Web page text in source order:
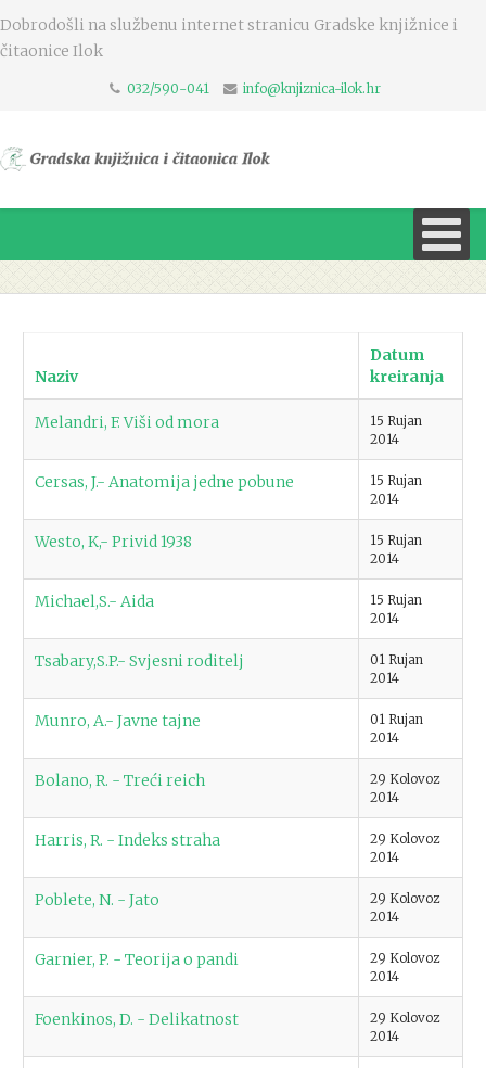
Dobrodošli na službenu internet stranicu Gradske knjižnice i
čitaonice Ilok
032/590-041 info@knjiznica-ilok.hr
Naziv
Datum
kreiranja
Melandri, F. Viši od mora
15 Rujan
2014
Cersas, J.- Anatomija jedne pobune
15 Rujan
2014
Westo, K,- Privid 1938
15 Rujan
2014
Michael,S.- Aida
15 Rujan
2014
Tsabary,S.P.- Svjesni roditelj
01 Rujan
2014
Munro, A.- Javne tajne
01 Rujan
2014
Bolano, R. - Treći reich
29 Kolovoz
2014
Harris, R. - Indeks straha
29 Kolovoz
2014
Poblete, N. - Jato
29 Kolovoz
2014
Garnier, P. - Teorija o pandi
29 Kolovoz
2014
Foenkinos, D. - Delikatnost
29 Kolovoz
2014